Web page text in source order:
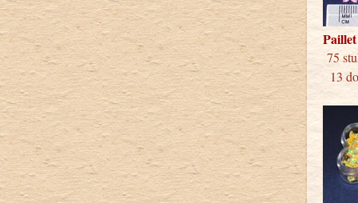
75
13